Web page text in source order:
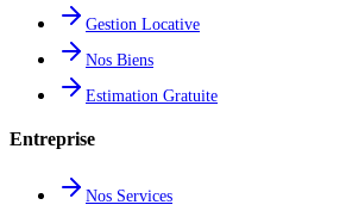
Gestion Locative
Nos Biens
Estimation Gratuite
Entreprise
Nos Services